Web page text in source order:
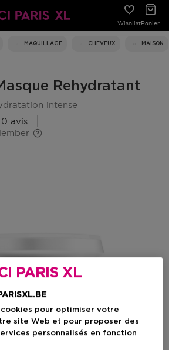
WishlistPanier
MAQUILLAGE CHEVEUX MAISON
Rehydratant
intense
0 avis
PARIS XL
cookies pour optimiser votre
site Web et pour proposer des
personnalisés en fonction